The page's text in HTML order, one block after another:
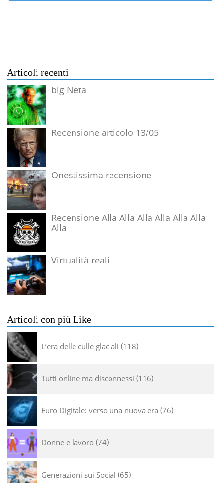
Articoli recenti
big Neta
Recensione articolo 13/05
Onestissima recensione
Recensione Alla Alla Alla Alla Alla Alla
Alla
Virtualità reali
Articoli con più Like
L’era delle culle glaciali 118
Tutti online ma disconnessi 116
Euro Digitale: verso una nuova era 76
Donne e lavoro 74
Generazioni sui Social 65